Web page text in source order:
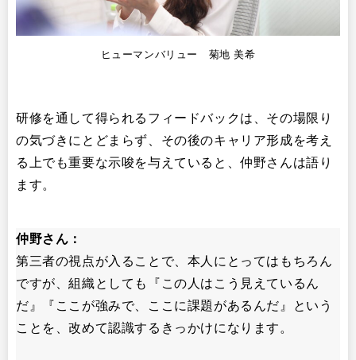
ヒューマンバリュー 菊地 美希
研修を通して得られるフィードバックは、その場限り
の気づきにとどまらず、その後のキャリア形成を考え
る上でも重要な示唆を与えていると、仲野さんは語り
ます。
仲野さん：
第三者の視点が入ることで、本人にとってはもちろん
ですが、組織としても『この人はこう見えているん
だ』『ここが強みで、ここに課題があるんだ』という
ことを、改めて認識するきっかけになります。